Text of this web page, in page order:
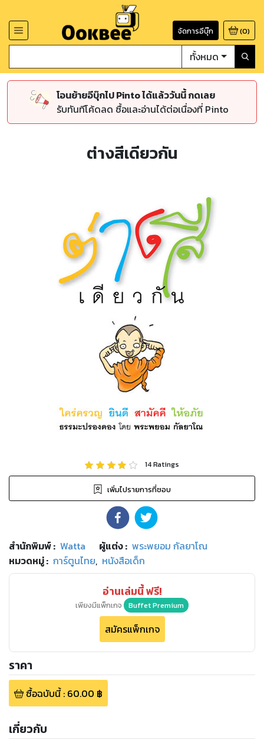
จัดการอีบุ๊ก (0)
ทั้งหมด
โอนย้ายอีบุ๊กไป Pinto ได้แล้ววันนี้ กดเลย
รับทันทีโค้ดลด ซื้อและอ่านได้ต่อเนื่องที่ Pinto
ต่างสีเดียวกัน
14Ratings
เพิ่มไปรายการที่ชอบ
สำนักพิมพ์: Watta ผู้แต่ง : พระพยอม กัลยาโณ
หมวดหมู่: การ์ตูนไทย, หนังสือเด็ก
อ่านเล่มนี้ ฟรี!
เพียงมีแพ็กเกจ Buffet Premium
สมัครแพ็กเกจ
ราคา
ซื้อฉบับนี้: 60.00 ฿
เกี่ยวกับ